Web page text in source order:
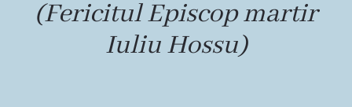
(Fericitul Episcop martir
Iuliu Hossu)